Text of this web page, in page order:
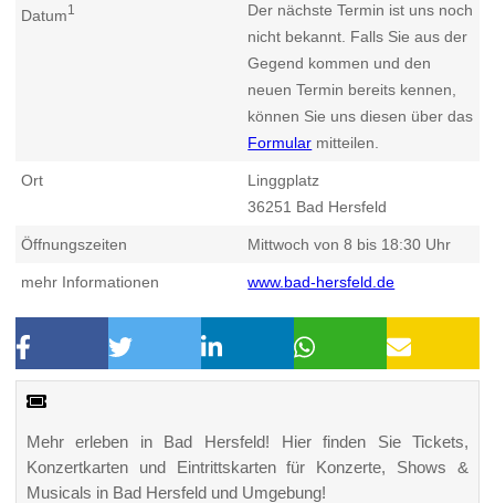
Datum1
Der nächste Termin ist uns noch
nicht bekannt. Falls Sie aus der
Gegend kommen und den
neuen Termin bereits kennen,
können Sie uns diesen über das
Formular mitteilen.
Ort
Linggplatz
36251 Bad Hersfeld
Öffnungszeiten Mittwoch von 8 bis 18:30 Uhr
mehr Informationen www.bad-hersfeld.de
Mehr erleben in Bad Hersfeld! Hier finden Sie Tickets,
Konzertkarten und Eintrittskarten für Konzerte, Shows &
Musicals in Bad Hersfeld und Umgebung!